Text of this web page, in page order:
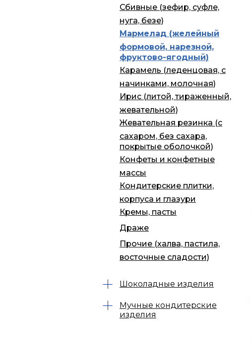
Сбивные (зефир, суфле,
нуга, безе)
Мармелад (желейный
формовой, нарезной,
фруктово-ягодный)
Карамель (леденцовая, с
начинками, молочная)
Ирис (литой, тираженный,
жевательной)
Жевательная резинка (с
сахаром, без сахара,
покрытые оболочкой)
Конфеты и конфетные
массы
Кондитерские плитки,
корпуса и глазури
Кремы, пасты
Драже
Прочие (халва, пастила,
восточные сладости)
Шоколадные изделия
Мучные кондитерские
изделия